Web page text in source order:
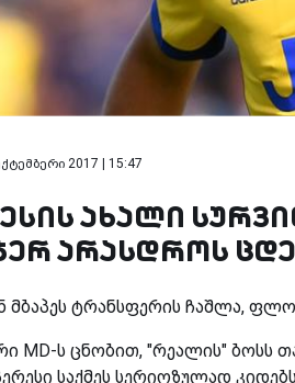
2017 | 15:47
ახალი
არასდროს
მბაპეს ტრანსფერის ჩაშლა,
MD-ს ცნობით, "რეალის" ბოსს
საქმეს სერიოზულად